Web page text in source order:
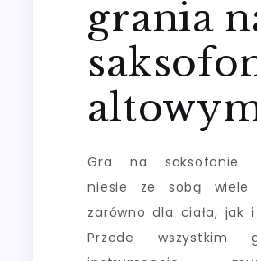
grania
Gra na saksofonie
niesie ze sobą wiele
zarówno dla ciała, jak i
Przede wszystkim